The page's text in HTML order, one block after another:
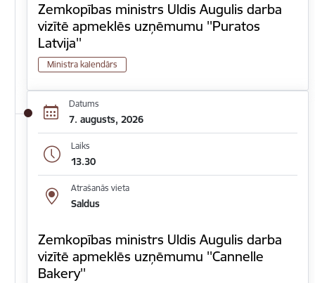
Zemkopības ministrs Uldis Augulis darba
vizītē apmeklēs uzņēmumu ''Puratos
Latvija''
Ministra kalendārs
Datums
7. augusts, 2026
Laiks
13.30
Atrašanās vieta
Saldus
Zemkopības ministrs Uldis Augulis darba
vizītē apmeklēs uzņēmumu ''Cannelle
Bakery''